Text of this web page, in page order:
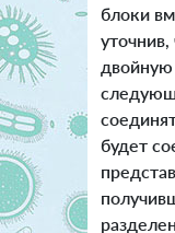
блоки
двойную
будет